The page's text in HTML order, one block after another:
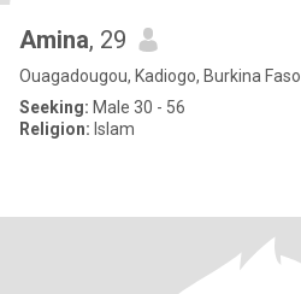
Amina, 29
Ouagadougou, Kadiogo, Burkina Faso
Seeking: Male 30 - 56
Religion: Islam